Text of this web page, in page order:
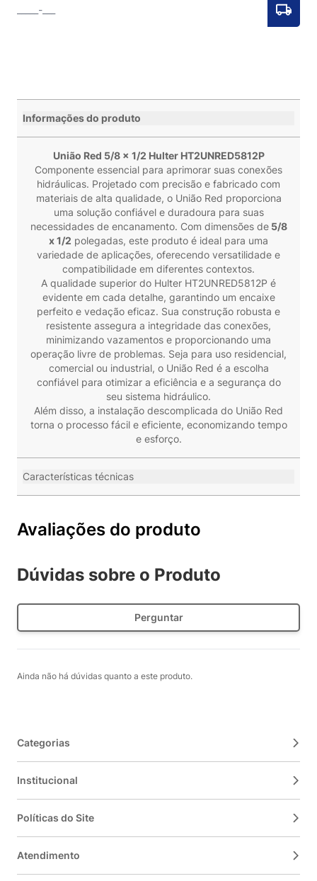
Informações do produto
União Red 5/8 x 1/2 Hulter HT2UNRED5812P
Componente essencial para aprimorar suas conexões
hidráulicas. Projetado com precisão e fabricado com
materiais de alta qualidade, o União Red proporciona
uma solução confiável e duradoura para suas
necessidades de encanamento. Com dimensões de5/8
x 1/2 polegadas, este produto é ideal para uma
variedade de aplicações, oferecendo versatilidade e
compatibilidade em diferentes contextos.
A qualidade superior do Hulter HT2UNRED5812P é
evidente em cada detalhe, garantindo um encaixe
perfeito e vedação eficaz. Sua construção robusta e
resistente assegura a integridade das conexões,
minimizando vazamentos e proporcionando uma
operação livre de problemas. Seja para uso residencial,
comercial ou industrial, o União Red é a escolha
confiável para otimizar a eficiência e a segurança do
seu sistema hidráulico.
Além disso, a instalação descomplicada do União Red
torna o processo fácil e eficiente, economizando tempo
e esforço.
Características técnicas
Avaliações do produto
Dúvidas sobre o Produto
Perguntar
Ainda não há dúvidas quanto a este produto.
Categorias
Institucional
Políticas do Site
Atendimento